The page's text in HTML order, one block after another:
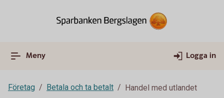
Meny Logga in
Företag Betala och ta betalt Handel med utlandet